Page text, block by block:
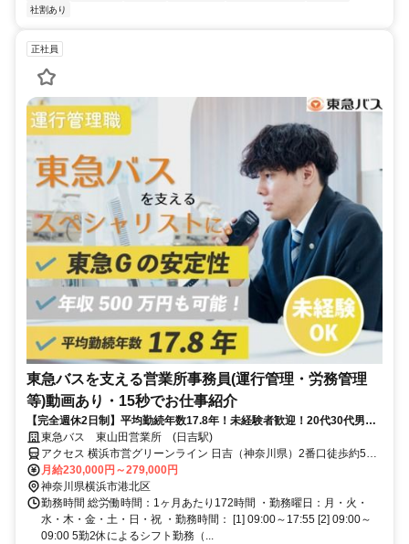
社割あり
正社員
東急バスを支える営業所事務員(運行管理・労務管理
等)動画あり・15秒でお仕事紹介
【完全週休2日制】平均勤続年数17.8年！未経験者歓迎！20代30代男女
活躍中！完全週休2日！男性の育休取得率66%！
東急バス 東山田営業所 (日吉駅)
アクセス 横浜市営グリーンライン 日吉（神奈川県）2番口徒歩約5
分、東急新横浜線 日吉（神奈川県）2番口徒歩約5分、東急目黒線 日
吉（神奈川県）2番口徒歩約5分
月給230,000円～279,000円
神奈川県横浜市港北区
勤務時間 総労働時間：1ヶ月あたり172時間 ・勤務曜日：月・火・
水・木・金・土・日・祝 ・勤務時間： [1] 09:00～17:55 [2] 09:00～
09:00 5勤2休によるシフト勤務（...